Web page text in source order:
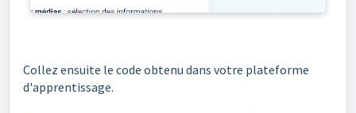
Collez ensuite le code obtenu dans votre plateforme
d'apprentissage.